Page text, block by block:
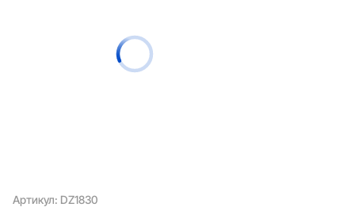
Артикул: DZ1830